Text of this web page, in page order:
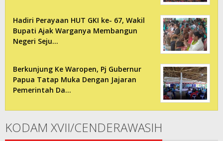
Hadiri Perayaan HUT GKI ke- 67, Wakil
Bupati Ajak Warganya Membangun
Negeri Seju…
Berkunjung Ke Waropen, Pj Gubernur
Papua Tatap Muka Dengan Jajaran
Pemerintah Da…
KODAM XVII/CENDERAWASIH